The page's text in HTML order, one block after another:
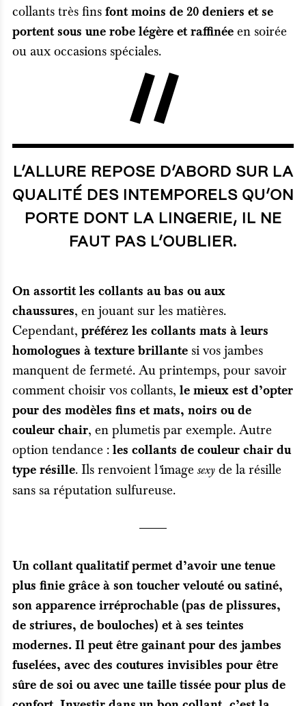
collants très fins font moins de 20 deniers et se
portent sous une robe légère et raffinéeen soirée
ou aux occasions spéciales.
L’ALLURE REPOSE D’ABORD SUR LA
QUALITÉ DES INTEMPORELS QU’ON
PORTE DONT LA LINGERIE, IL NE
FAUT PAS L’OUBLIER.
On assortit les collants au bas ou aux
chaussures, en jouant sur les matières.
Cependant, préférez les collants mats à leurs
homologues à texture brillantesi vos jambes
manquent de fermeté. Au printemps, pour savoir
comment choisir vos collants, le mieux est d’opter
pour des modèles fins et mats, noirs ou de
couleur chair, en plumetis par exemple. Autre
option tendance : les collants de couleur chair du
type résille. Ils renvoient l’imagesexyde la résille
sans sa réputation sulfureuse.
Un collant qualitatif permet d’avoir une tenue
plus finie grâce à son toucher velouté ou satiné,
son apparence irréprochable (pas de plissures,
de striures, de bouloches) et à ses teintes
modernes. Il peut être gainant pour des jambes
fuselées, avec des coutures invisibles pour être
sûre de soi ou avec une taille tissée pour plus de